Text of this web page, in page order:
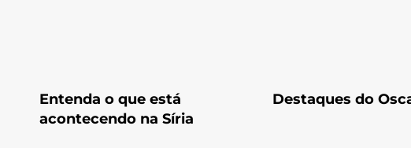
Entenda o que está
acontecendo na Síria
Destaques do